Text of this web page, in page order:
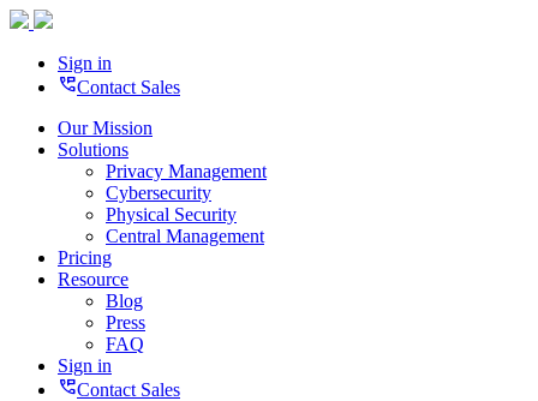
Sign in
perm_phone_msgContact Sales
Our Mission
Solutions
Privacy Management
Cybersecurity
Physical Security
Central Management
Pricing
Resource
Blog
Press
FAQ
Sign in
perm_phone_msgContact Sales